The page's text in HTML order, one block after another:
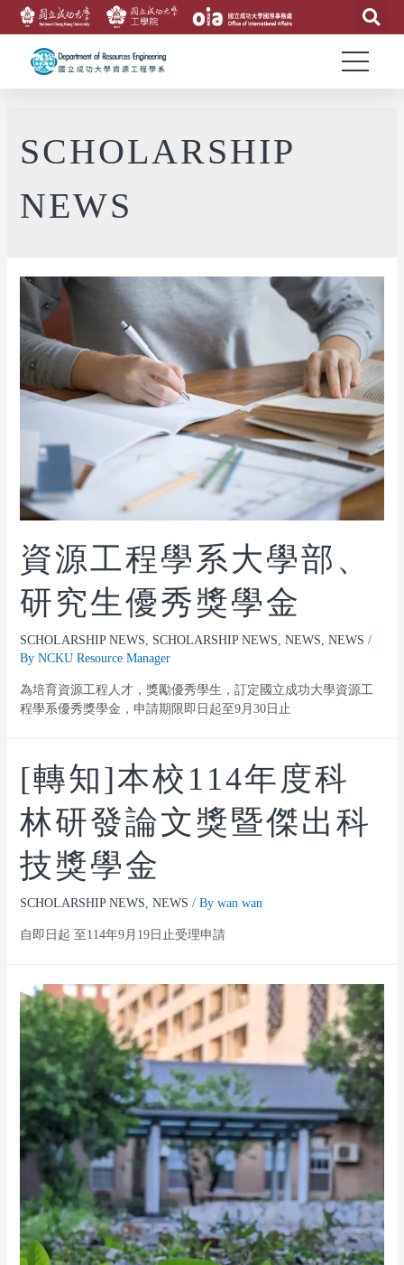
SCHOLARSHIP
NEWS
資源工程學系大學部、
研究生優秀獎學金
SCHOLARSHIP NEWS, SCHOLARSHIP NEWS, NEWS, NEWS /
By NCKU Resource Manager
為培育資源工程人才，獎勵優秀學生，訂定國立成功大學資源工
程學系優秀獎學金，申請期限即日起至9月30日止
[轉知]本校114年度科
林研發論文獎暨傑出科
技獎學金
SCHOLARSHIP NEWS, NEWS / By wan wan
自即日起 至114年9月19日止受理申請